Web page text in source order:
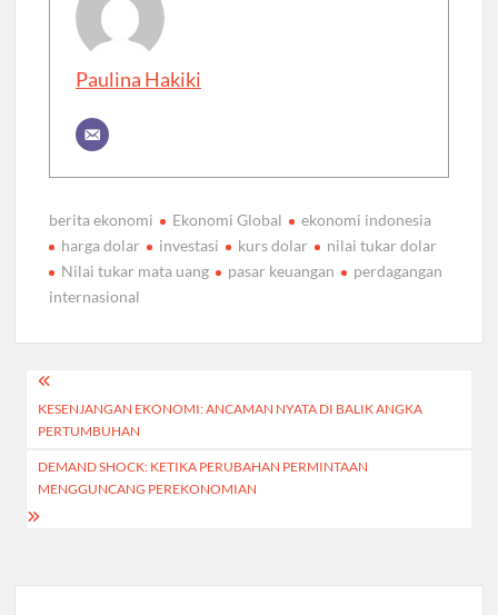
Paulina Hakiki
berita ekonomi Ekonomi Global
ekonomi indonesia
harga dolar
investasi kurs dolar
nilai tukar dolar
Nilai tukar mata uang
pasar keuangan
perdagangan
internasional
Post
navigation
KESENJANGAN EKONOMI: ANCAMAN NYATA DI BALIK ANGKA
PERTUMBUHAN
DEMAND SHOCK: KETIKA PERUBAHAN PERMINTAAN
MENGGUNCANG PEREKONOMIAN